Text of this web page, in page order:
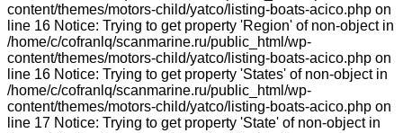
content/themes/motors-child/yatco/listing-boats-acico.php on
line 16 Notice: Trying to get property 'Region' of non-object in
/home/c/cofranlq/scanmarine.ru/public_html/wp-
content/themes/motors-child/yatco/listing-boats-acico.php on
line 16 Notice: Trying to get property 'States' of non-object in
/home/c/cofranlq/scanmarine.ru/public_html/wp-
content/themes/motors-child/yatco/listing-boats-acico.php on
line 17 Notice: Trying to get property 'State' of non-object in